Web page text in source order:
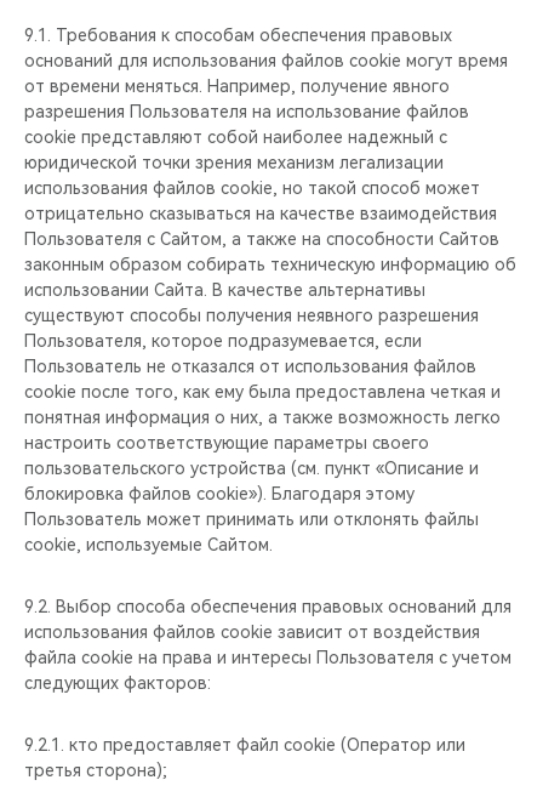
9.1. Требования к способам обеспечения правовых
оснований для использования файлов cookie могут время
от времени меняться. Например, получение явного
разрешения Пользователя на использование файлов
cookie представляют собой наиболее надежный с
юридической точки зрения механизм легализации
использования файлов cookie, но такой способ может
отрицательно сказываться на качестве взаимодействия
Пользователя с Сайтом, а также на способности Сайтов
законным образом собирать техническую информацию об
использовании Сайта. В качестве альтернативы
существуют способы получения неявного разрешения
Пользователя, которое подразумевается, если
Пользователь не отказался от использования файлов
cookie после того, как ему была предоставлена четкая и
понятная информация о них, а также возможность легко
настроить соответствующие параметры своего
пользовательского устройства (см. пункт «Описание и
блокировка файлов cookie»). Благодаря этому
Пользователь может принимать или отклонять файлы
cookie, используемые Сайтом.
9.2. Выбор способа обеспечения правовых оснований для
использования файлов cookie зависит от воздействия
файла cookie на права и интересы Пользователя с учетом
следующих факторов:
9.2.1. кто предоставляет файл cookie (Оператор или
третья сторона);